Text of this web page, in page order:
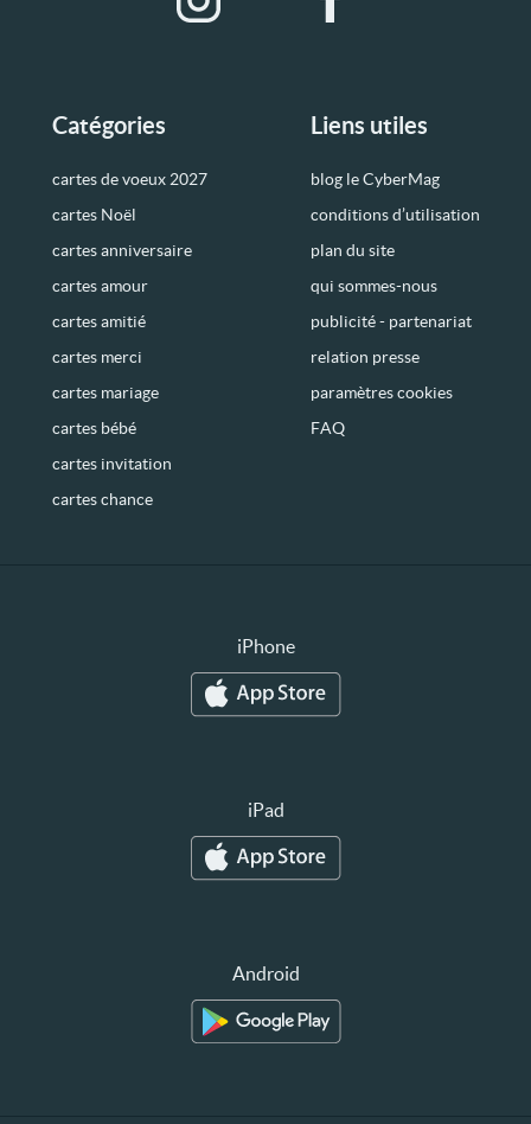
Catégories
cartes de voeux 2027
cartes Noël
cartes anniversaire
cartes amour
cartes amitié
cartes merci
cartes mariage
cartes bébé
cartes invitation
cartes chance
Liens utiles
blog le CyberMag
conditions d’utilisation
plan du site
qui sommes-nous
publicité - partenariat
relation presse
paramètres cookies
FAQ
iPhone
iPad
Android